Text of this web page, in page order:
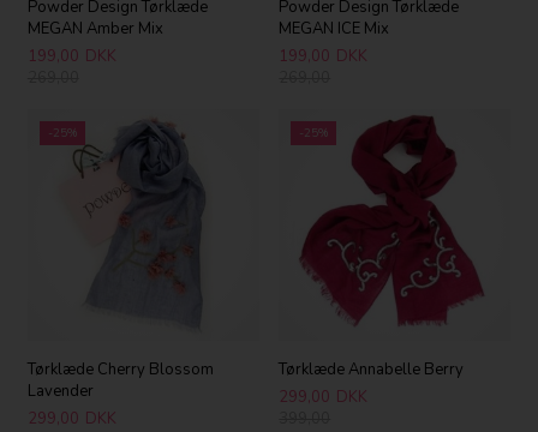
Powder Design Tørklæde
MEGAN Amber Mix
199,00 DKK
Powder Design Tørklæde
MEGAN ICE Mix
199,00 DKK
-25%
Tørklæde Cherry Blossom
Lavender
299,00 DKK
-25%
Tørklæde Annabelle Berry
299,00 DKK